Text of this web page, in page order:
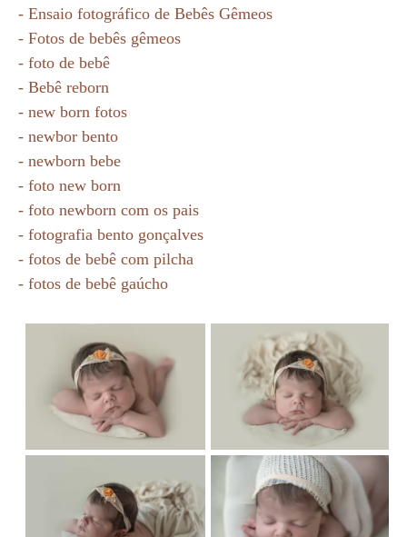
- Ensaio fotográfico de Bebês Gêmeos
- Fotos de bebês gêmeos
- foto de bebê
- Bebê reborn
- new born fotos
- newbor bento
- newborn bebe
- foto new born
- foto newborn com os pais
- fotografia bento gonçalves
- fotos de bebê com pilcha
- fotos de bebê gaúcho